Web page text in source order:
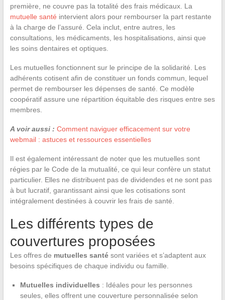
première, ne couvre pas la totalité des frais médicaux. La
mutuelle santé intervient alors pour rembourser la part restante
à la charge de l’assuré. Cela inclut, entre autres, les
consultations, les médicaments, les hospitalisations, ainsi que
les soins dentaires et optiques.
Les mutuelles fonctionnent sur le principe de la solidarité. Les
adhérents cotisent afin de constituer un fonds commun, lequel
permet de rembourser les dépenses de santé. Ce modèle
coopératif assure une répartition équitable des risques entre ses
membres.
A voir aussi : Comment naviguer efficacement sur votre
webmail : astuces et ressources essentielles
Il est également intéressant de noter que les mutuelles sont
régies par le Code de la mutualité, ce qui leur confère un statut
particulier. Elles ne distribuent pas de dividendes et ne sont pas
à but lucratif, garantissant ainsi que les cotisations sont
intégralement destinées à couvrir les frais de santé.
Les différents types de
couvertures proposées
Les offres de mutuelles santésont variées et s’adaptent aux
besoins spécifiques de chaque individu ou famille.
Mutuelles individuelles : Idéales pour les personnes
seules, elles offrent une couverture personnalisée selon